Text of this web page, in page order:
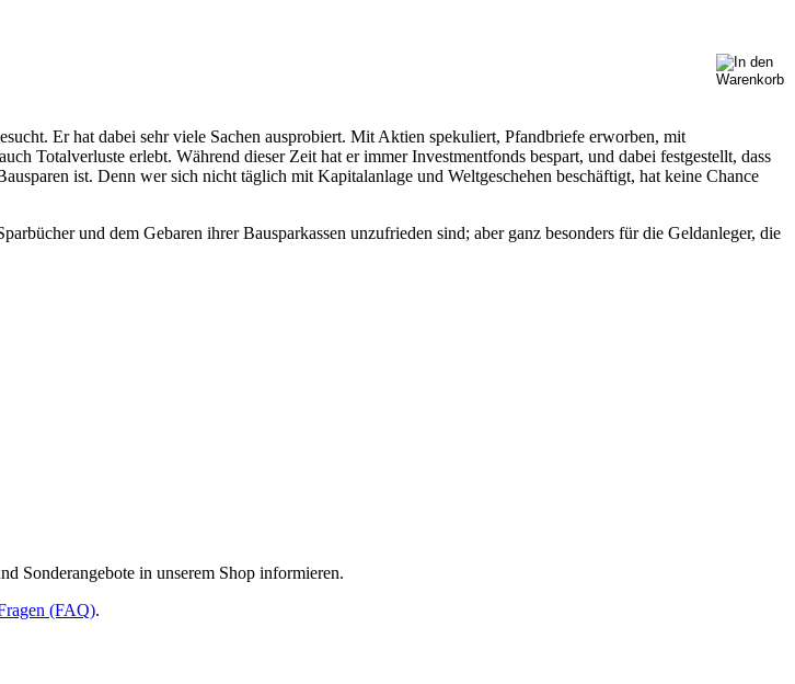
Er hat dabei sehr viele Sachen ausprobiert. Mit Aktien spekuliert, Pfandbriefe erworben, mit
Totalverluste erlebt. Während dieser Zeit hat er immer Investmentfonds bespart, und dabei festgestellt, dass
ist. Denn wer sich nicht täglich mit Kapitalanlage und Weltgeschehen beschäftigt, hat keine Chance
und dem Gebaren ihrer Bausparkassen unzufrieden sind; aber ganz besonders für die Geldanleger, die
Sonderangebote in unserem Shop informieren.
(FAQ).